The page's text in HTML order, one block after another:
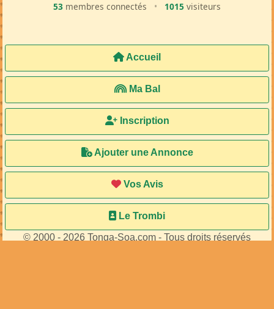
53 membres connectés • 1015 visiteurs
Accueil
Ma Bal
Inscription
Ajouter une Annonce
Vos Avis
Le Trombi
© 2000 - 2026 Tonga-Soa.com - Tous droits réservés